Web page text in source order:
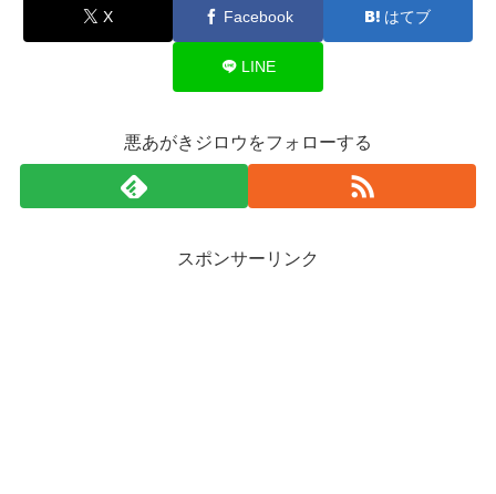
X Facebook はてブ
LINE
悪あがきジロウをフォローする
スポンサーリンク